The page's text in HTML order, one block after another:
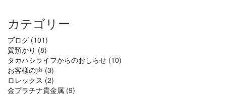
カテゴリー
ブログ (101)
質預かり (8)
タカハシライフからのおしらせ (10)
お客様の声 (3)
ロレックス (2)
金プラチナ貴金属 (9)